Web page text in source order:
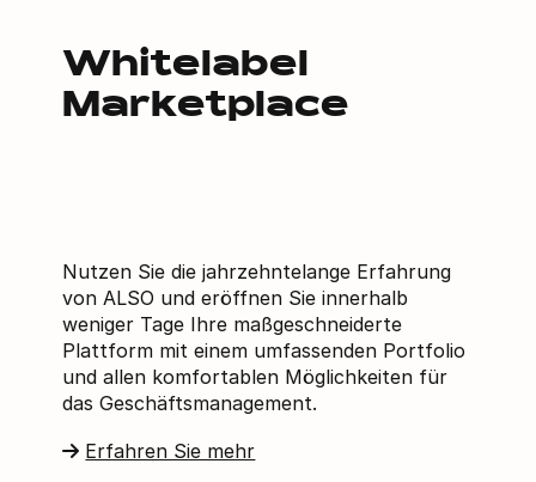
Whitelabel
Marketplace
Nutzen Sie die jahrzehntelange Erfahrung
von ALSO und eröffnen Sie innerhalb
weniger Tage Ihre maßgeschneiderte
Plattform mit einem umfassenden Portfolio
und allen komfortablen Möglichkeiten für
das Geschäftsmanagement.
Erfahren Sie mehr